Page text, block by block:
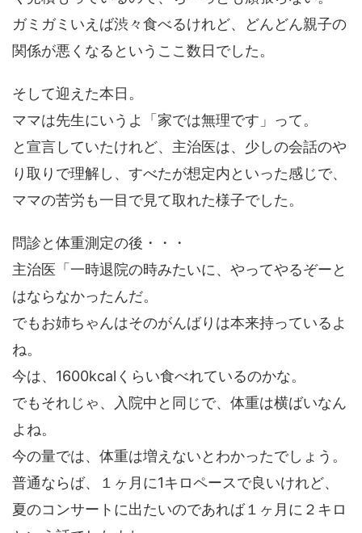
ガミガミいえば渋々食べるけれど、どんどん親子の
関係が悪くなるというここ数日でした。
そして迎えた本日。
ママは先生にいうよ「家では無理です」って。
と宣言していたけれど、主治医は、少しの会話のや
り取りで理解し、すべたが想定内といった感じで、
ママの苦労も一目で見て取れた様子でした。
問診と体重測定の後・・・
主治医「一時退院の時みたいに、やってやるぞーと
はならなかったんだ。
でもお姉ちゃんはそのがんばりは本来持っているよ
ね。
今は、1600kcalくらい食べれているのかな。
でもそれじゃ、入院中と同じで、体重は横ばいなん
よね。
今の量では、体重は増えないとわかったでしょう。
普通ならば、１ヶ月に1キロペースで良いけれど、
夏のコンサートに出たいのであれば１ヶ月に２キロ